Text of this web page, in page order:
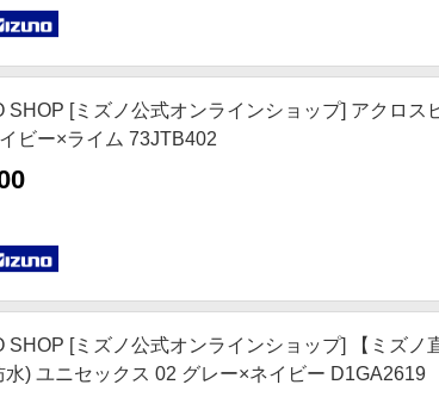
SHOP [ミズノ公式オンラインショップ] アクロス
ビー×ライム 73JTB402
SHOP [ミズノ公式オンラインショップ] 【ミズノ
水) ユニセックス 02 グレー×ネイビー D1GA2619